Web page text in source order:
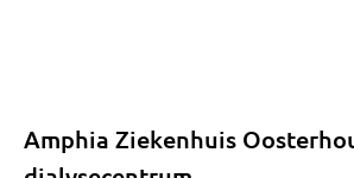
Amphia Ziekenhuis